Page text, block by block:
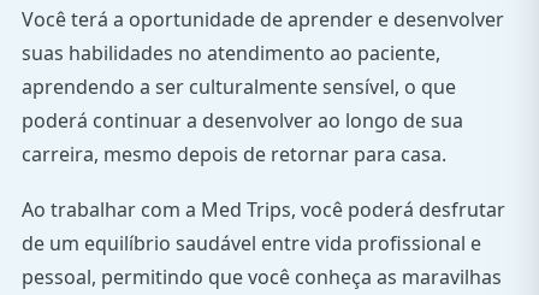
Você terá a oportunidade de aprender e desenvolver
suas habilidades no atendimento ao paciente,
aprendendo a ser culturalmente sensível, o que
poderá continuar a desenvolver ao longo de sua
carreira, mesmo depois de retornar para casa.
Ao trabalhar com a Med Trips, você poderá desfrutar
de um equilíbrio saudável entre vida profissional e
pessoal, permitindo que você conheça as maravilhas